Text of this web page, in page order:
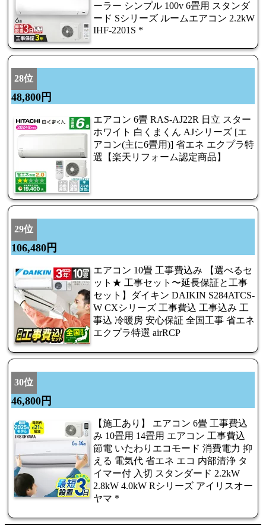
ーラー シンプル 100v 6畳用 スタンダ
ード Sシリーズ ルームエアコン 2.2kW
IHF-2201S *
28位
48,800円
エアコン 6畳 RAS-AJ22R 日立 スター
ホワイト 白くまくん AJシリーズ [エ
アコン(主に6畳用)] 省エネ エクプラ特
選【楽天リフォーム認定商品】
29位
106,480円
エアコン 10畳 工事費込み 【選べるセ
ット★ 工事セット〜延長保証と工事
セット】ダイキン DAIKIN S284ATCS-
W CXシリーズ 工事費込 工事込み 工
事込 冷暖房 安心保証 全国工事 省エネ
エクプラ特選 airRCP
30位
46,800円
【施工あり】 エアコン 6畳 工事費込
み 10畳用 14畳用 エアコン 工事費込
節電 いたわりエコモード 消費電力 抑
える 電気代 省エネ エコ 内部清浄 タ
イマー付 入切 スタンダード 2.2kW
2.8kW 4.0kW Rシリーズ アイリスオー
ヤマ *